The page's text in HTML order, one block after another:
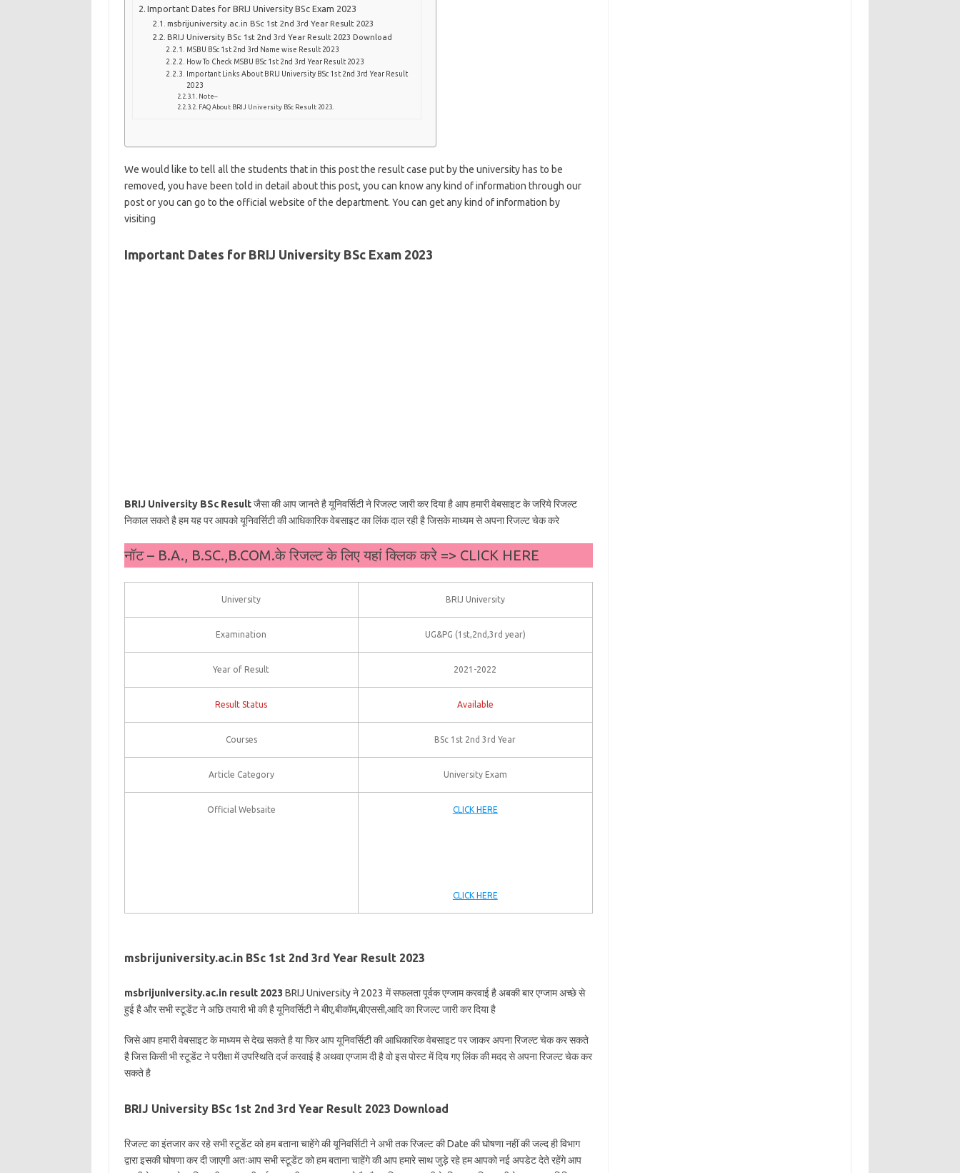
Important Dates for BRIJ University BSc Exam 2023
msbrijuniversity.ac.in BSc 1st 2nd 3rd Year Result 2023
BRIJ University BSc 1st 2nd 3rd Year Result 2023 Download
MSBU BSc 1st 2nd 3rd Name wise Result 2023
How To Check MSBU BSc 1st 2nd 3rd Year Result 2023
Important Links About BRIJ University BSc 1st 2nd 3rd Year Result
2023
Note–
FAQ About BRIJ University BSc Result 2023.
We would like to tell all the students that in this post the result case put by the university has to be
removed, you have been told in detail about this post, you can know any kind of information through our
post or you can go to the official website of the department. You can get any kind of information by
visiting
Important Dates for BRIJ University BSc Exam 2023
BRIJ University BSc Resultजैसा की आप जानते है यूनिवर्सिटी ने रिजल्ट जारी कर दिया है आप हमारी वेबसाइट के जरिये रिजल्ट
निकाल सकते है हम यह पर आपको यूनिवर्सिटी की आधिकारिक वेबसाइट का लिंक दाल रही है जिसके माध्यम से अपना रिजल्ट चेक करे
नॉट – B.A., B.SC.,B.COM.के रिजल्ट के लिए यहां क्लिक करे => CLICK HERE
University BRIJ University
Examination UG&PG (1st,2nd,3rd year)
Year of Result 2021-2022
Result Status Available
Courses BSc 1st 2nd 3rd Year
Article Category University Exam
Official Websaite CLICK HERE
CLICK HERE
msbrijuniversity.ac.in BSc 1st 2nd 3rd Year Result 2023
msbrijuniversity.ac.in result 2023 BRIJ University ने 2023 में सफलता पूर्वक एग्जाम करवाई है अबकी बार एग्जाम अच्छे से
हुई है और सभी स्टूडेंट ने अछि तयारी भी की है यूनिवर्सिटी ने बीए,बीकॉम,बीएससी,आदि का रिजल्ट जारी कर दिया है
जिसे आप हमारी वेबसाइट के माध्यम से देख सकते है या फिर आप यूनिवर्सिटी की आधिकारिक वेबसाइट पर जाकर अपना रिजल्ट चेक कर सकते
है जिस किसी भी स्टूडेंट ने परीक्षा में उपस्थिति दर्ज करवाई है अथवा एग्जाम दी है वो इस पोस्ट में दिय गए लिंक की मदद से अपना रिजल्ट चेक कर
सकते है
BRIJ University BSc 1st 2nd 3rd Year Result 2023 Download
रिजल्ट का इंतजार कर रहे सभी स्टूडेंट को हम बताना चाहेंगे की यूनिवर्सिटी ने अभी तक रिजल्ट की Date की घोषणा नहीं की जल्द ही विभाग
द्वारा इसकी घोषणा कर दी जाएगी अतःआप सभी स्टूडेंट को हम बताना चाहेंगे की आप हमारे साथ जुड़े रहे हम आपको नई अपडेट देते रहेंगे आप